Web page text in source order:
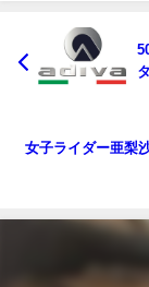
女子ライダー亜梨